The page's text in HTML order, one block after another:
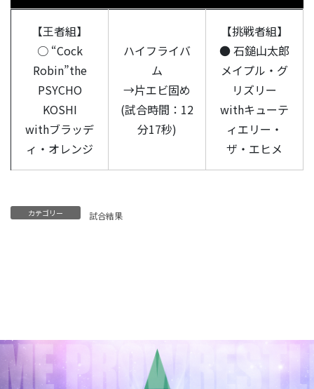
【王者組】
○ “Cock
Robin”the
PSYCHO
KOSHI
withブラッデ
ィ・オレンジ
ハイフライバ
ム
→片エビ固め
(試合時間：12
分17秒)
【挑戦者組】
● 石鎚山太郎
メイプル・グ
リズリー
withキューテ
ィエリー・
ザ・エヒメ
カテゴリー 試合結果